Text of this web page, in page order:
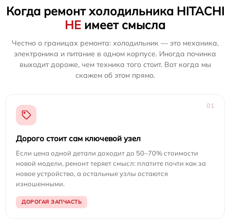
Когда ремонт холодильника HITACHI
НЕ имеет смысла
Честно о границах ремонта: холодильник — это механика,
электроника и питание в одном корпусе. Иногда починка
выходит дороже, чем техника того стоит. Вот когда мы
скажем об этом прямо.
01
Дорого стоит сам ключевой узел
Если цена одной детали доходит до 50–70% стоимости
новой модели, ремонт теряет смысл: платите почти как за
новое устройство, а остальные узлы остаются
изношенными.
ДОРОГАЯ ЗАПЧАСТЬ